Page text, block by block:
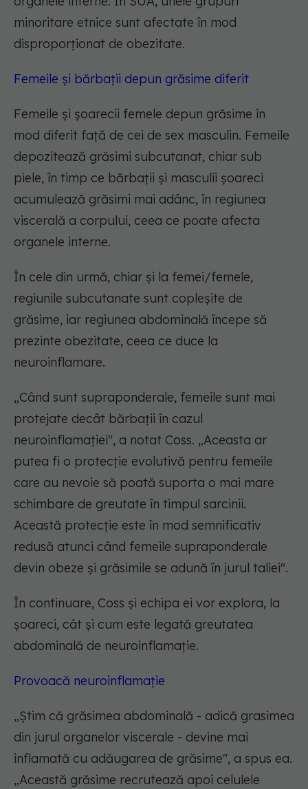
minoritare etnice sunt afectate în mod
disproporționat de obezitate.
Femeile și bărbații depun grăsime diferit
Femeile și șoarecii femele depun grăsime în
mod diferit față de cei de sex masculin. Femeile
depozitează grăsimi subcutanat, chiar sub
piele, în timp ce bărbații și masculii șoareci
acumulează grăsimi mai adânc, în regiunea
viscerală a corpului, ceea ce poate afecta
organele interne.
În cele din urmă, chiar și la femei/femele,
regiunile subcutanate sunt copleșite de
grăsime, iar regiunea abdominală începe să
prezinte obezitate, ceea ce duce la
neuroinflamare.
„Când sunt supraponderale, femeile sunt mai
protejate decât bărbații în cazul
neuroinflamației", a notat Coss. „Aceasta ar
putea fi o protecție evolutivă pentru femeile
care au nevoie să poată suporta o mai mare
schimbare de greutate în timpul sarcinii.
Această protecție este în mod semnificativ
redusă atunci când femeile supraponderale
devin obeze și grăsimile se adună în jurul taliei".
În continuare, Coss și echipa ei vor explora, la
șoareci, cât și cum este legată greutatea
abdominală de neuroinflamație.
Provoacă neuroinflamație
„Știm că grăsimea abdominală - adică grasimea
din jurul organelor viscerale - devine mai
inflamată cu adăugarea de grăsime", a spus ea.
„Această grăsime recrutează apoi celulele